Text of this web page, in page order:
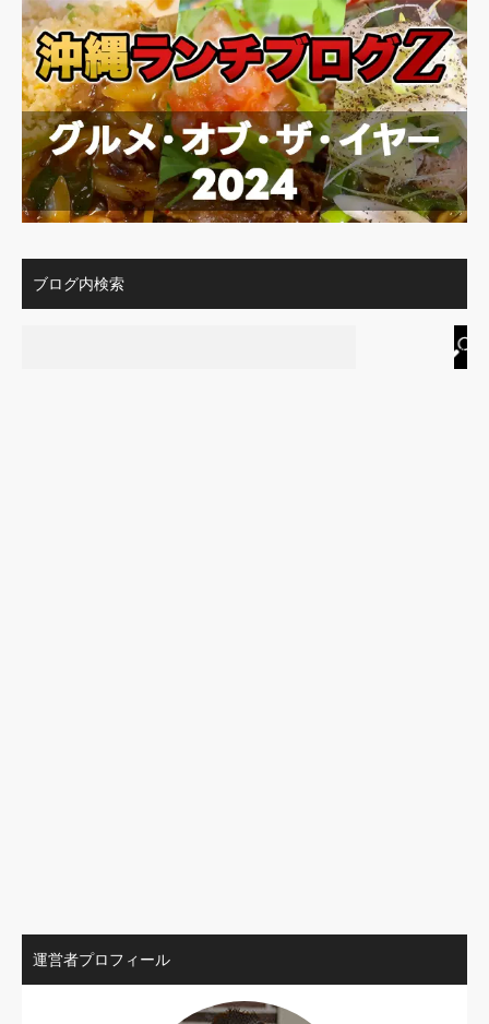
ブログ内検索
運営者プロフィール